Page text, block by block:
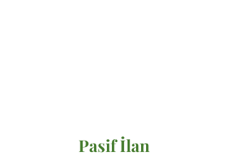
Pasif İlan